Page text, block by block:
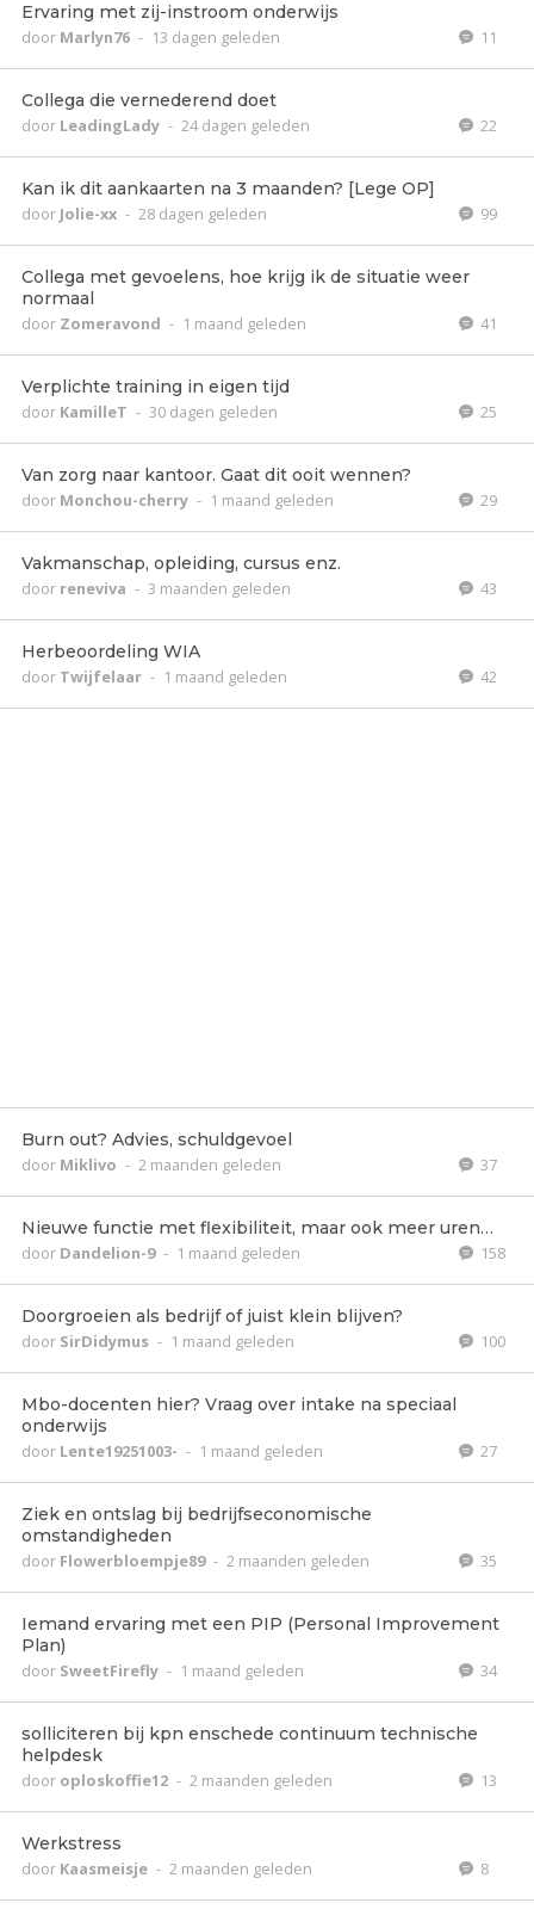
Ervaring met zij-instroom onderwijs
door Marlyn76 - 13 dagen geleden 11
Collega die vernederend doet
door LeadingLady - 24 dagen geleden 22
Kan ik dit aankaarten na 3 maanden? [Lege OP]
door Jolie-xx - 28 dagen geleden 99
Collega met gevoelens, hoe krijg ik de situatie weer
normaal
door Zomeravond - 1 maand geleden 41
Verplichte training in eigen tijd
door KamilleT - 30 dagen geleden 25
Van zorg naar kantoor. Gaat dit ooit wennen?
door Monchou-cherry - 1 maand geleden 29
Vakmanschap, opleiding, cursus enz.
door reneviva - 3 maanden geleden 43
Herbeoordeling WIA
door Twijfelaar - 1 maand geleden 42
Burn out? Advies, schuldgevoel
door Miklivo - 2 maanden geleden 37
Nieuwe functie met flexibiliteit, maar ook meer uren…
door Dandelion-9 - 1 maand geleden 158
Doorgroeien als bedrijf of juist klein blijven?
door SirDidymus - 1 maand geleden 100
Mbo-docenten hier? Vraag over intake na speciaal
onderwijs
door Lente19251003- - 1 maand geleden 27
Ziek en ontslag bij bedrijfseconomische
omstandigheden
door Flowerbloempje89 - 2 maanden geleden 35
Iemand ervaring met een PIP (Personal Improvement
Plan)
door SweetFirefly - 1 maand geleden 34
solliciteren bij kpn enschede continuum technische
helpdesk
door oploskoffie12 - 2 maanden geleden 13
Werkstress
door Kaasmeisje - 2 maanden geleden 8